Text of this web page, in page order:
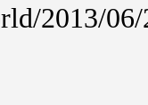
2013/